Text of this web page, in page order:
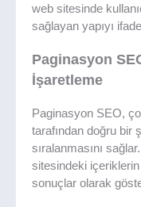
web sitesinde
sağlayan yapıyı
Paginasyon
İşaretleme
Paginasyon SEO,
tarafından doğru bir
sıralanmasını
sitesindeki
sonuçlar olarak